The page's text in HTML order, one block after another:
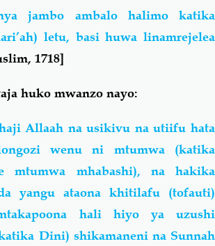
jambo ambalo halimo katika
letu, basi huwa linamrejelea
1718]
huko mwanzo nayo:
Allaah na usikivu na utiifu hata
wenu ni mtumwa (katika
mtumwa mhabashi), na hakika
yangu ataona khitilafu (tofauti)
hali hiyo ya uzushi
Dini) shikamaneni na Sunnah